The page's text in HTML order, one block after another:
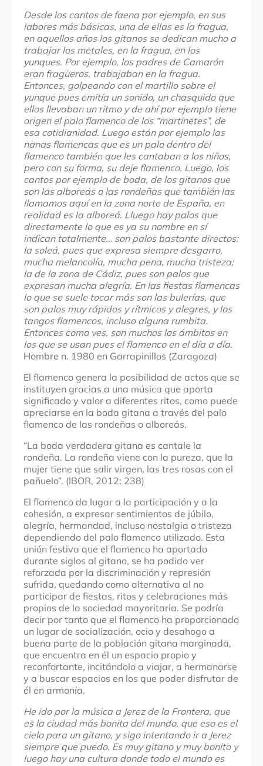
Desde los cantos de faena por ejemplo, en sus
labores más básicas, una de ellas es la fragua,
en aquellos años los gitanos se dedican mucho a
trabajar los metales, en la fragua, en los
yunques. Por ejemplo, los padres de Camarón
eran fragüeros, trabajaban en la fragua.
Entonces, golpeando con el martillo sobre el
yunque pues emitía un sonido, un chasquido que
ellos llevaban un ritmo y de ahí por ejemplo tiene
origen el palo flamenco de los “martinetes”, de
esa cotidianidad. Luego están por ejemplo las
nanas flamencas que es un palo dentro del
flamenco también que les cantaban a los niños,
pero con su forma, su deje flamenco. Luego, los
cantos por ejemplo de boda, de los gitanos que
son las alboreás o las rondeñas que también las
llamamos aquí en la zona norte de España, en
realidad es la alboreá. Lluego hay palos que
directamente lo que es ya su nombre en sí
indican totalmente… son palos bastante directos:
la soleá, pues que expresa siempre desgarro,
mucha melancolía, mucha pena, mucha tristeza;
la de la zona de Cádiz, pues son palos que
expresan mucha alegría. En las fiestas flamencas
lo que se suele tocar más son las bulerías, que
son palos muy rápidos y rítmicos y alegres, y los
tangos flamencos, incluso alguna rumbita.
Entonces como ves, son muchos los ámbitos en
los que se usan pues el flamenco en el día a día.
Hombre n. 1980 en Garrapinillos (Zaragoza)
El flamenco genera la posibilidad de actos que se
instituyen gracias a una música que aporta
significado y valor a diferentes ritos, como puede
apreciarse en la boda gitana a través del palo
flamenco de las rondeñas o alboreás.
“La boda verdadera gitana es cantale la
rondeña. La rondeña viene con la pureza, que la
mujer tiene que salir virgen, las tres rosas con el
pañuelo”. (IBOR, 2012: 238)
El flamenco da lugar a la participación y a la
cohesión, a expresar sentimientos de júbilo,
alegría, hermandad, incluso nostalgia o tristeza
dependiendo del palo flamenco utilizado. Esta
unión festiva que el flamenco ha aportado
durante siglos al gitano, se ha podido ver
reforzada por la discriminación y represión
sufrida, quedando como alternativa al no
participar de fiestas, ritos y celebraciones más
propios de la sociedad mayoritaria. Se podría
decir por tanto que el flamenco ha proporcionado
un lugar de socialización, ocio y desahogo a
buena parte de la población gitana marginada,
que encuentra en él un espacio propio y
reconfortante, incitándolo a viajar, a hermanarse
y a buscar espacios en los que poder disfrutar de
él en armonía.
He ido por la música a Jerez de la Frontera, que
es la ciudad más bonita del mundo, que eso es el
cielo para un gitano, y sigo intentando ir a Jerez
siempre que puedo. Es muy gitano y muy bonito y
luego hay una cultura donde todo el mundo es